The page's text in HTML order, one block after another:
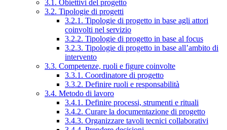
3.1. Obiettivi del progetto
3.2. Tipologie di progetti
3.2.1. Tipologie di progetto in base agli attori
coinvolti nel servizio
3.2.2. Tipologie di progetto in base al focus
3.2.3. Tipologie di progetto in base all’ambito di
intervento
3.3. Competenze, ruoli e figure coinvolte
3.3.1. Coordinatore di progetto
3.3.2. Definire ruoli e responsabilità
3.4. Metodo di lavoro
3.4.1. Definire processi, strumenti e rituali
3.4.2. Curare la documentazione di progetto
3.4.3. Organizzare tavoli tecnici collaborativi